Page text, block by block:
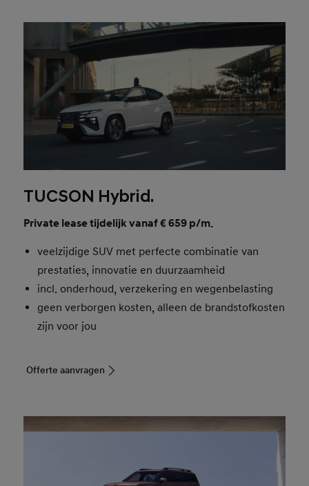
TUCSON Hybrid.
Private lease tijdelijk vanaf € 659 p/m.
veelzijdige SUV met perfecte combinatie van
prestaties, innovatie en duurzaamheid
incl. onderhoud, verzekering en wegenbelasting
geen verborgen kosten, alleen de brandstofkosten
zijn voor jou
Offerte aanvragen